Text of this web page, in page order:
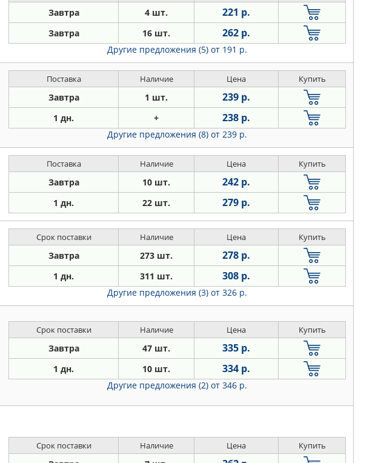
Завтра 4 шт. 221 р.
Завтра 16 шт. 262 р.
Другие предложения (5) от 191 р.
Поставка Наличие Цена Купить
Завтра 1 шт. 239 р.
1 дн. + 238 р.
Другие предложения (8) от 239 р.
Поставка Наличие Цена Купить
Завтра 10 шт. 242 р.
1 дн. 22 шт. 279 р.
Срок поставки Наличие Цена Купить
Завтра 273 шт. 278 р.
1 дн. 311 шт. 308 р.
Другие предложения (3) от 326 р.
Срок поставки Наличие Цена Купить
Завтра 47 шт. 335 р.
1 дн. 10 шт. 334 р.
Другие предложения (2) от 346 р.
Срок поставки Наличие Цена Купить